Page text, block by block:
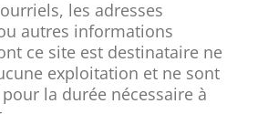
les adresses
autres informations
ce site est destinataire ne
exploitation et ne sont
la durée nécessaire à